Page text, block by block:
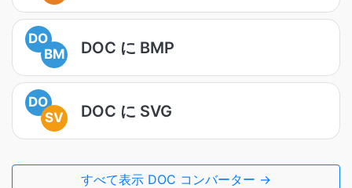
DO
BM
DOC に BMP
DO
SV
DOC に SVG
すべて表示 DOC コンバーター →